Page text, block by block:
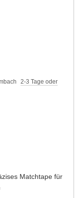
2-3 Tage oder